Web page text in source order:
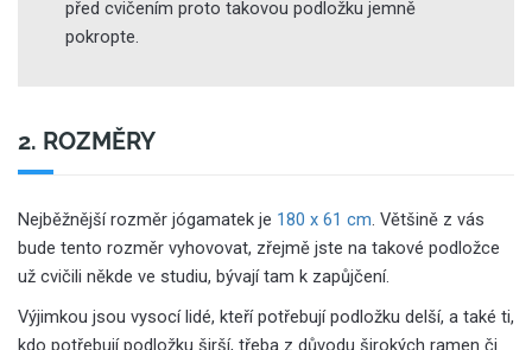
před cvičením proto takovou podložku jemně
pokropte.
2. ROZMĚRY
Nejběžnější rozměr jógamatek je 180 x 61 cm. Většině z vás
bude tento rozměr vyhovovat, zřejmě jste na takové podložce
už cvičili někde ve studiu, bývají tam k zapůjčení.
Výjimkou jsou vysocí lidé, kteří potřebují podložku delší, a také ti,
kdo potřebují podložku širší, třeba z důvodu širokých ramen či